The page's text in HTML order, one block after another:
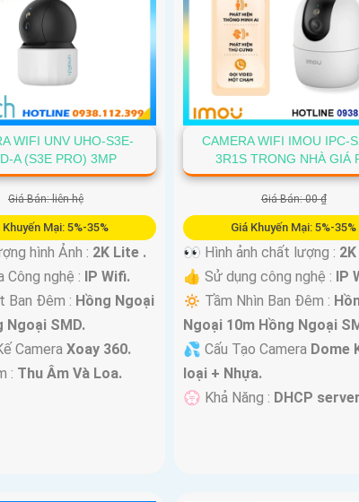
WIFI UNV UHO-S3E-
A (S3E PRO) 3MP
Giá Bán: liên hệ
Khuyến Mại: 5%-35%
hình Ảnh : 2K Lite .
nghệ : IP Wifi.
Ban Đêm : Hồng Ngoại
Ngoại SMD.
Camera Xoay 360.
: Thu Âm Và Loa.
CAMERA WIFI IMOU IPC-
3R1S TRONG NHÀ GIÁ
Giá Bán: 00 ₫
Giá Khuyến Mại: 5%-35%
👀 Hình ảnh chất lượng :
👍 Sử dụng công nghệ : IP
🔅 Tầm Nhìn Ban Đêm :
Ngoại 10m Hồng Ngoại
💦 Cấu Tạo Camera Dome
loại + Nhựa.
️💮 Khả Năng : DHCP